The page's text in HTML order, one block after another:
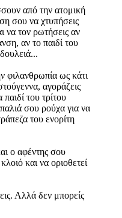
από την ατομική
σου να χτυπήσεις
να τον ρωτήσεις αν
αν το παιδί του
φιλανθρωπία ως κάτι
αγοράζεις
του τρίτου
σου ρούχα για να
του ενορίτη
ο αφέντης σου
και να οριοθετεί
Αλλά δεν μπορείς